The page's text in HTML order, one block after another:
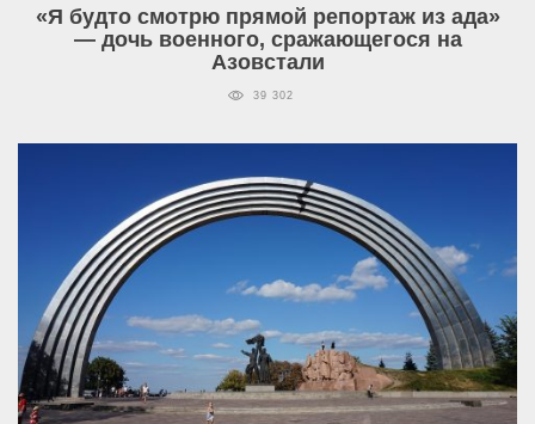
«Я будто смотрю прямой репортаж из ада»
— дочь военного, сражающегося на
Азовстали
39 302